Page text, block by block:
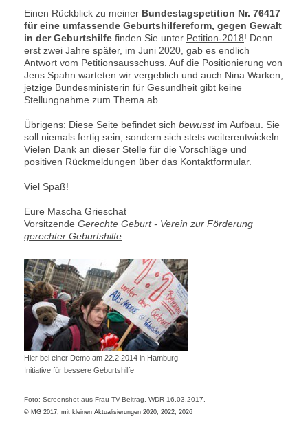
Einen Rückblick zu meiner Bundestagspetition Nr. 76417
für eine umfassende Geburtshilfereform, gegen Gewalt
in der Geburtshilfe finden Sie unter Petition-2018! Denn
erst zwei Jahre später, im Juni 2020, gab es endlich
Antwort vom Petitionsausschuss. Auf die Positionierung von
Jens Spahn warteten wir vergeblich und auch Nina Warken,
jetzige Bundesministerin für Gesundheit gibt keine
Stellungnahme zum Thema ab.
Übrigens: Diese Seite befindet sich bewusstim Aufbau. Sie
soll niemals fertig sein, sondern sich stets weiterentwickeln.
Vielen Dank an dieser Stelle für die Vorschläge und
positiven Rückmeldungen über das Kontaktformular.
Viel Spaß!
Eure Mascha Grieschat
Vorsitzende Gerechte Geburt - Verein zur Förderung
gerechter Geburtshilfe
Hier bei einer Demo am 22.2.2014 in Hamburg -
Initiative für bessere Geburtshilfe
Foto: Screenshot aus Frau TV-Beitrag, WDR 16.03.2017.
© MG 2017, mit kleinen Aktualisierungen 2020, 2022, 2026